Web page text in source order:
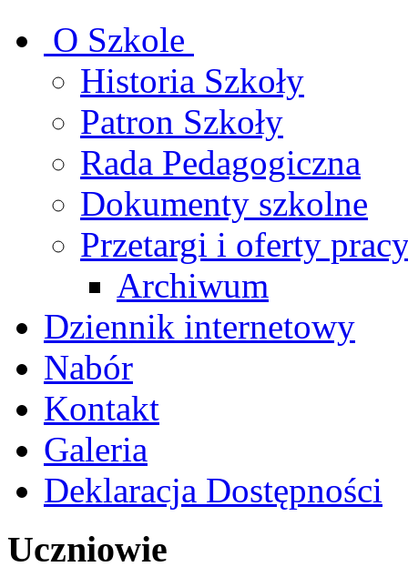
O Szkole
Historia Szkoły
Patron Szkoły
Rada Pedagogiczna
Dokumenty szkolne
Przetargi i oferty
Archiwum
Dziennik internetowy
Nabór
Kontakt
Galeria
Deklaracja Dostępności
Uczniowie